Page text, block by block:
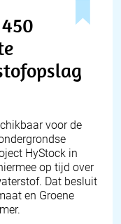
voor de
HyStock in
op tijd over
Dat besluit
en Groene